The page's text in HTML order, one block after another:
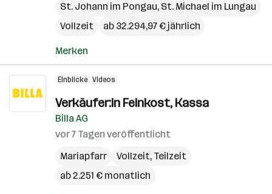
St. Johann im Pongau, St. Michael im Lungau
Vollzeit
ab 32.294,97 € jährlich
Merken
Einblicke Videos
Verkäufer:in Feinkost, Kassa
Billa AG
vor 7 Tagen veröffentlicht
Mariapfarr
Vollzeit, Teilzeit
ab 2.251 € monatlich